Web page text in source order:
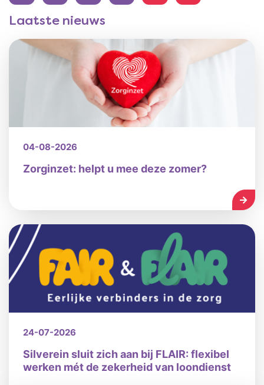
Laatste nieuws
04-08-2026
Zorginzet: helpt u mee deze zomer?
24-07-2026
Silverein sluit zich aan bij FLAIR: flexibel
werken mét de zekerheid van loondienst